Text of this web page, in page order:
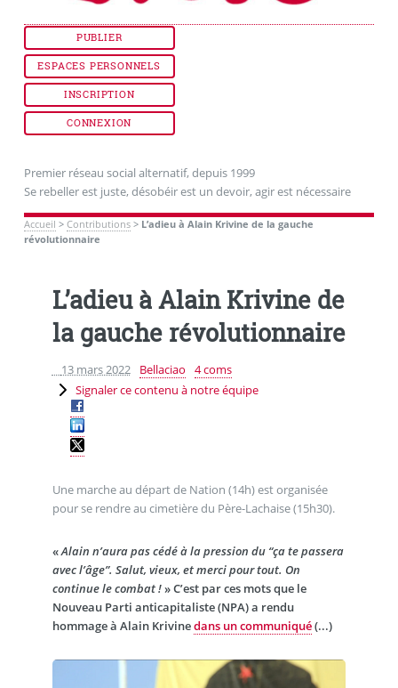
PUBLIER
ESPACES PERSONNELS
INSCRIPTION
CONNEXION
Premier réseau social alternatif, depuis 1999
Se rebeller est juste, désobéir est un devoir, agir est nécessaire
Accueil > Contributions> L’adieu à Alain Krivine de la gauche
révolutionnaire
L’adieu à Alain Krivine de
la gauche révolutionnaire
13 mars 2022 Bellaciao
4 coms
Signaler ce contenu à notre équipe
Une marche au départ de Nation (14h) est organisée
pour se rendre au cimetière du Père-Lachaise (15h30).
«Alain n’aura pas cédé à la pression du “ça te passera
avec l’âge”. Salut, vieux, et merci pour tout. On
continue le combat !» C’est par ces mots que le
Nouveau Parti anticapitaliste (NPA) a rendu
hommage à Alain Krivinedans un communiqué(...)